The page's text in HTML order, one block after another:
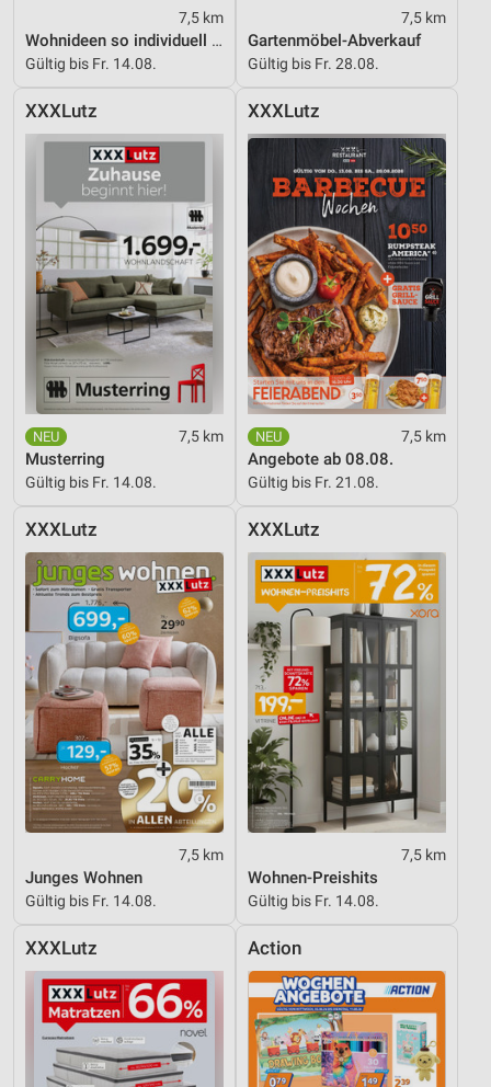
7,5 km
Wohnideen so individuell wie du!
Gültig bis Fr. 14.08.
7,5 km
Gartenmöbel-Abverkauf
Gültig bis Fr. 28.08.
XXXLutz
7,5 km
Musterring
Gültig bis Fr. 14.08.
XXXLutz
7,5 km
Angebote ab 08.08.
Gültig bis Fr. 21.08.
XXXLutz
7,5 km
Junges Wohnen
Gültig bis Fr. 14.08.
XXXLutz
7,5 km
Wohnen-Preishits
Gültig bis Fr. 14.08.
XXXLutz Action